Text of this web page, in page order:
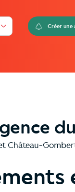
Créer une
Château-